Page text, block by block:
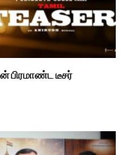
பிரமாண்ட டீசர்